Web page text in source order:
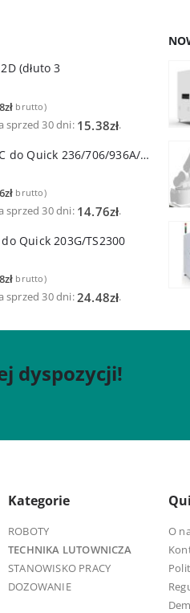
(dłuto 3
zł brutto)
sprzed 30 dni: 15.38zł.
Grot Q-T-1.5C do Quick 236/706/936A/3104/3102/TS1100
zł brutto)
sprzed 30 dni: 14.76zł.
Quick 203G/TS2300
zł brutto)
sprzed 30 dni:24.48zł.
dyspozycji!
Kategorie
ROBOTY
TECHNIKA LUTOWNICZA
STANOWISKO PRACY
DOZOWANIE
O